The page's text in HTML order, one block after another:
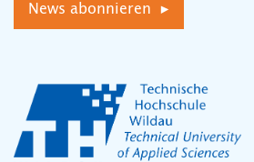
News abonnieren ▸